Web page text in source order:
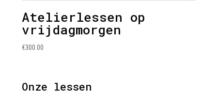
Atelierlessen op
vrijdagmorgen
€300.00
Onze lessen